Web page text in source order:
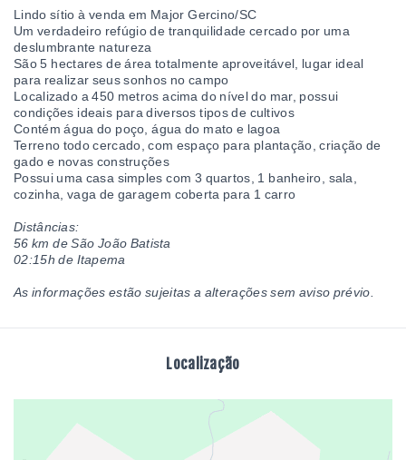
Lindo sítio à venda em Major Gercino/SC
Um verdadeiro refúgio de tranquilidade cercado por uma
deslumbrante natureza
São 5 hectares de área totalmente aproveitável, lugar ideal
para realizar seus sonhos no campo
Localizado a 450 metros acima do nível do mar, possui
condições ideais para diversos tipos de cultivos
Contém água do poço, água do mato e lagoa
Terreno todo cercado, com espaço para plantação, criação de
gado e novas construções
Possui uma casa simples com 3 quartos, 1 banheiro, sala,
cozinha, vaga de garagem coberta para 1 carro
Distâncias:
56 km de São João Batista
02:15h de Itapema
As informações estão sujeitas a alterações sem aviso prévio.
Localização